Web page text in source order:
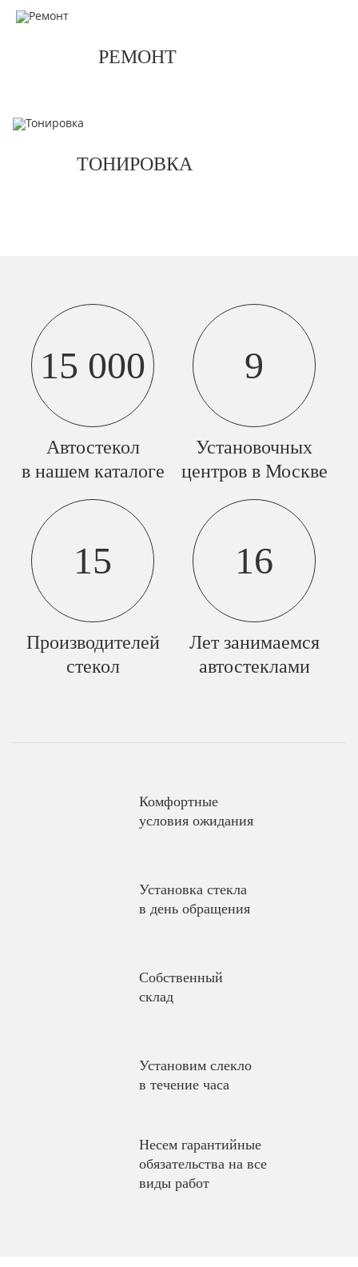
РЕМОНТ
ТОНИРОВКА
15 000
Автостекол
в нашем каталоге
9
Установочных
центров в Москве
15
Производителей
стекол
16
Лет занимаемся
автостеклами
Комфортные
условия ожидания
Установка стекла
в день обращения
Собственный
склад
Установим слекло
в течение часа
Несем гарантийные
обязательства на все
виды работ